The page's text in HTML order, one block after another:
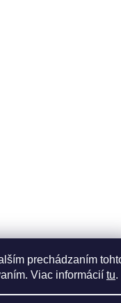
prechádzaním
Viac informácií tu.